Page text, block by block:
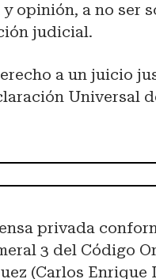
opinión, a no ser
judicial.
a un juicio
Universal
privada
3 del Código
(Carlos Enrique